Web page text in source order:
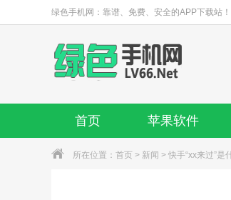
绿色手机网：靠谱、免费、安全的APP下载站！
首页 苹果软件
所在位置： 首页 > 新闻 > 快手“xx来过”是